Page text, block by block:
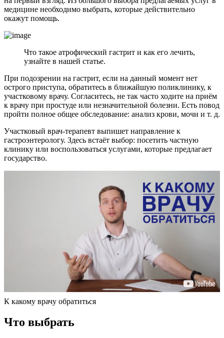
медицине необходимо выбрать, которые действительно
окажут помощь.
Что такое атрофический гастрит и как его лечить,
узнайте в нашей статье.
При подозрении на гастрит, если на данный момент нет
острого приступа, обратитесь в ближайшую поликлинику, к
участковому врачу. Согласитесь, не так часто ходите на приём
к врачу при простуде или незначительной болезни. Есть повод
пройти полное общее обследование: анализ крови, мочи и т. д.
Участковый врач-терапевт выпишет направление к
гастроэнтерологу. Здесь встаёт выбор: посетить частную
клинику или воспользоваться услугами, которые предлагает
государство.
К какому врачу обратиться
Что выбрать